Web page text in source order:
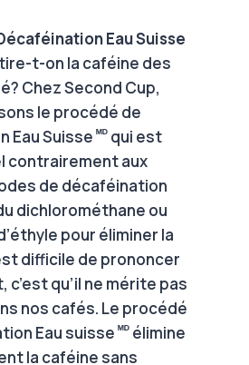
Eau Suisse
t-on la caféine des
Chez Second Cup,
le procédé de
Eau Suisseᴹᴰ qui est
contrairement aux
de décaféination
dichlorométhane ou
pour éliminer la
difficile de prononcer
c’est qu’il ne mérite pas
nos cafés. Le procédé
Eau suisseᴹᴰ élimine
la caféine sans